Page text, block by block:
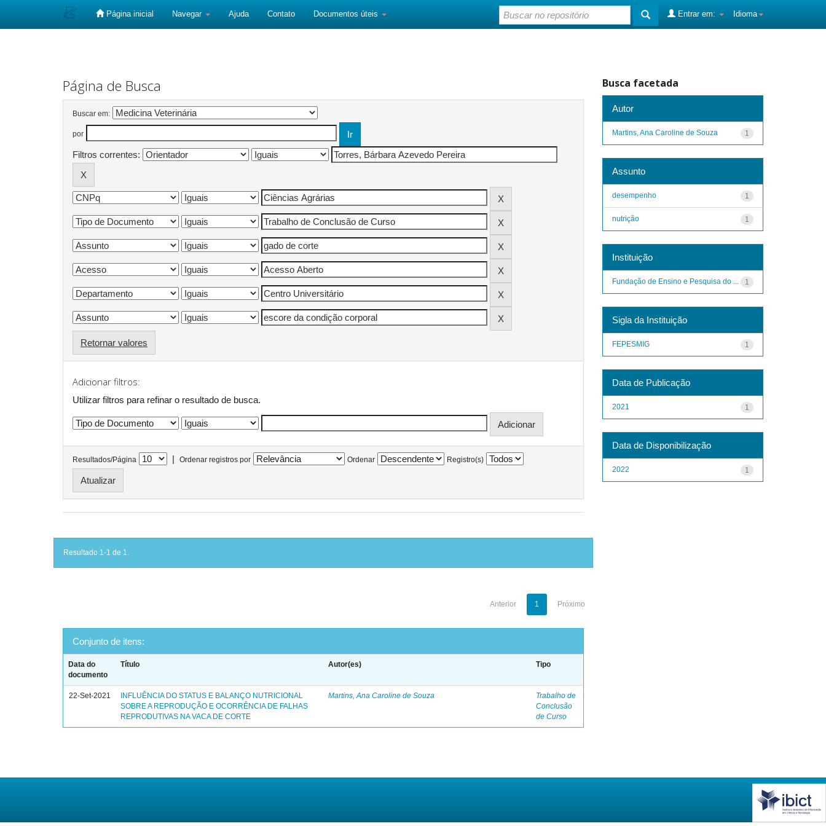
Página inicial Navegar Ajuda Contato Documentos úteis Idioma
Entrar em:
Página de Busca
Buscar em:
por
Filtros correntes:
Retornar valores
Adicionar filtros:
Utilizar filtros para refinar o resultado de busca.
Resultados/Página | Ordenar registros por Ordenar Registro(s)
Resultado 1-1 de 1.
Anterior 1 Próximo
Conjunto de itens:
Data do
documento
Título Autor(es) Tipo
22-Set-2021
INFLUÊNCIA DO STATUS E BALANÇO NUTRICIONAL
SOBRE A REPRODUÇÃO E OCORRÊNCIA DE FALHAS
REPRODUTIVAS NA VACA DE CORTE
Martins, Ana Caroline de Souza
Trabalho de
Conclusão
de Curso
Busca facetada
Autor
1
Martins, Ana Caroline de Souza
Assunto
1
desempenho
1
nutrição
Instituição
1
Fundação de Ensino e Pesquisa do ...
Sigla da Instituição
1
FEPESMIG
Data de Publicação
1
2021
Data de Disponibilização
1
2022